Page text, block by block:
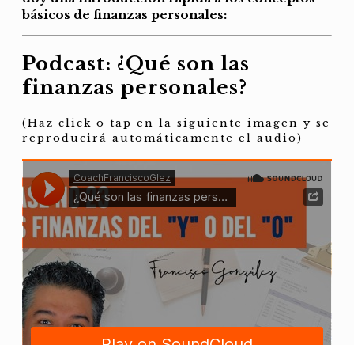
básicos de finanzas personales:
Podcast: ¿Qué son las
finanzas personales?
(Haz click o tap en la siguiente imagen y se
reproducirá automáticamente el audio)